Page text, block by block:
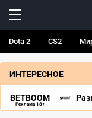
Dota 2 CS2
ИНТЕРЕСНОЕ
BETBOOM
Реклама 18+